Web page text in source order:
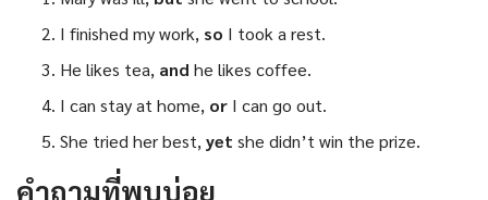
I finished my work, so I took a rest.
He likes tea, and he likes coffee.
I can stay at home, or I can go out.
She tried her best,yet she didn’t win the prize.
คำถามที่พบบ่อย